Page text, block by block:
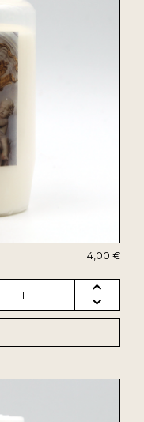
4,00 €
1